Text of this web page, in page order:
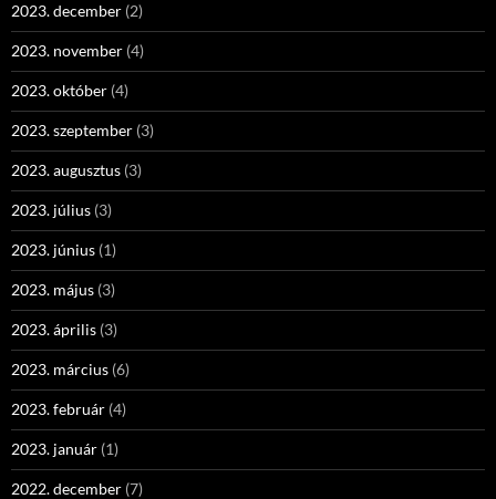
2023. december (2)
2023. november (4)
2023. október (4)
2023. szeptember (3)
2023. augusztus (3)
2023. július (3)
2023. június (1)
2023. május (3)
2023. április (3)
2023. március (6)
2023. február (4)
2023. január (1)
2022. december (7)